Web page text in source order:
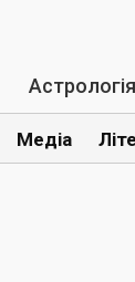
Астрологія
Медіа